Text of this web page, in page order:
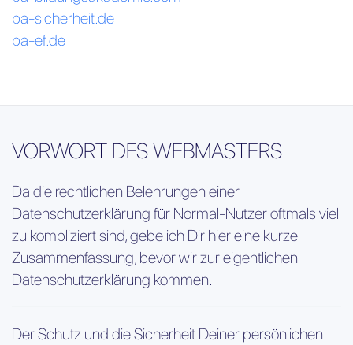
ba-sicherheit.de
ba-ef.de
VORWORT DES WEBMASTERS
Da die rechtlichen Belehrungen einer
Datenschutzerklärung für Normal-Nutzer oftmals viel
zu kompliziert sind, gebe ich Dir hier eine kurze
Zusammenfassung, bevor wir zur eigentlichen
Datenschutzerklärung kommen.
Der Schutz und die Sicherheit Deiner persönlichen